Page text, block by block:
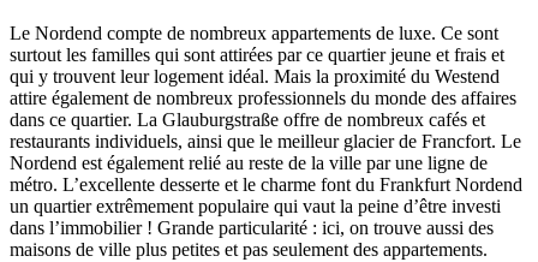
Le Nordend compte de nombreux appartements de luxe. Ce sont
surtout les familles qui sont attirées par ce quartier jeune et frais et
qui y trouvent leur logement idéal. Mais la proximité du Westend
attire également de nombreux professionnels du monde des affaires
dans ce quartier. La Glauburgstraße offre de nombreux cafés et
restaurants individuels, ainsi que le meilleur glacier de Francfort. Le
Nordend est également relié au reste de la ville par une ligne de
métro. L’excellente desserte et le charme font du Frankfurt Nordend
un quartier extrêmement populaire qui vaut la peine d’être investi
dans l’immobilier ! Grande particularité : ici, on trouve aussi des
maisons de ville plus petites et pas seulement des appartements.